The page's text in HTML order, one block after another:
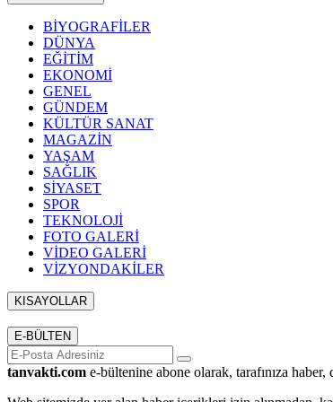
BİYOGRAFİLER
DÜNYA
EĞİTİM
EKONOMİ
GENEL
GÜNDEM
KÜLTÜR SANAT
MAGAZİN
YAŞAM
SAĞLIK
SİYASET
SPOR
TEKNOLOJİ
FOTO GALERİ
VİDEO GALERİ
VİZYONDAKİLER
KISAYOLLAR
E-BÜLTEN
tanvakti.com e-bültenine abone olarak, tarafınıza